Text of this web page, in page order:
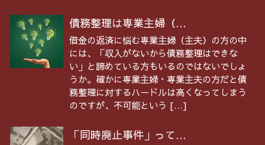
債務整理は専業主婦（...
借金の返済に悩む専業主婦（主夫）の方の中
には、「収入がないから債務整理はできな
い」と諦めている方もいるのではないでしょ
うか。確かに専業主婦・専業主夫の方だと債
務整理に対するハードルは高くなってしまう
のですが、不可能という […]
「同時廃止事件」って...